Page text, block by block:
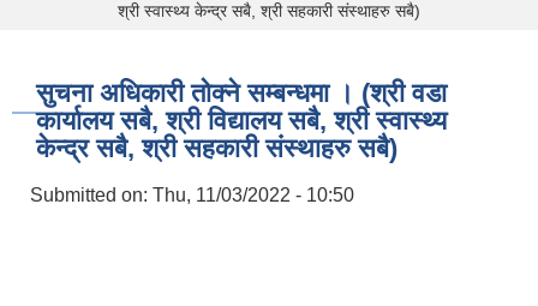
श्री स्वास्थ्य केन्द्र सबै, श्री सहकारी संस्थाहरु सबै)
सुचना अधिकारी तोक्ने सम्बन्धमा । (श्री वडा
कार्यालय सबै, श्री विद्यालय सबै, श्री स्वास्थ्य
केन्द्र सबै, श्री सहकारी संस्थाहरु सबै)
Submitted on: Thu, 11/03/2022 - 10:50